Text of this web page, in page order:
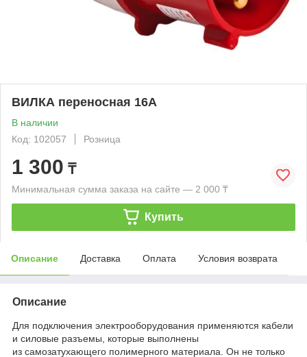
ВИЛКА переносная 16А
В наличии
Код: 102057
Розница
1 300 ₸
Минимальная сумма заказа на сайте — 2 000 ₸
Купить
Описание Доставка Оплата Условия возврата
Описание
Для подключения электрооборудования применяются кабели
и силовые разъемы, которые выполнены
из самозатухающего полимерного материала. Он не только